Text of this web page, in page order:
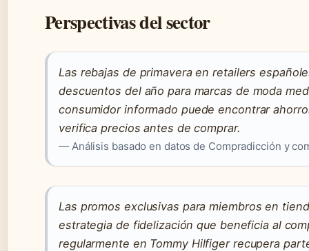
Perspectivas del sector
Las rebajas de primavera en retailers
descuentos del año para marcas de moda
consumidor informado puede encontrar
verifica precios antes de comprar.
— Análisis basado en datos de Compradicción y
Las promos exclusivas para miembros en
estrategia de fidelización que beneficia al
regularmente en Tommy Hilfiger recupera